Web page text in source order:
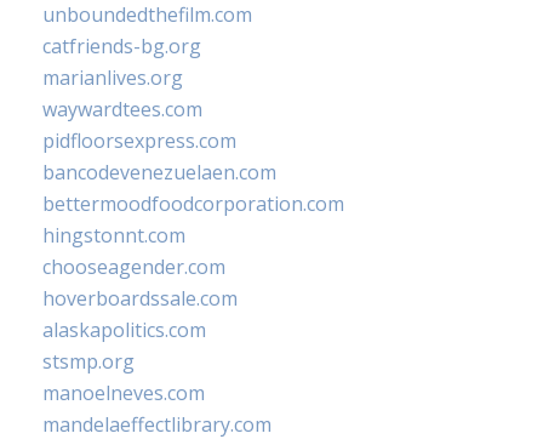
unboundedthefilm.com
catfriends-bg.org
marianlives.org
waywardtees.com
pidfloorsexpress.com
bancodevenezuelaen.com
bettermoodfoodcorporation.com
hingstonnt.com
chooseagender.com
hoverboardssale.com
alaskapolitics.com
stsmp.org
manoelneves.com
mandelaeffectlibrary.com